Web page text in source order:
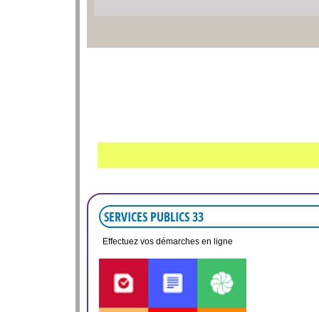
SERVICES PUBLICS 33
Effectuez vos démarches en ligne